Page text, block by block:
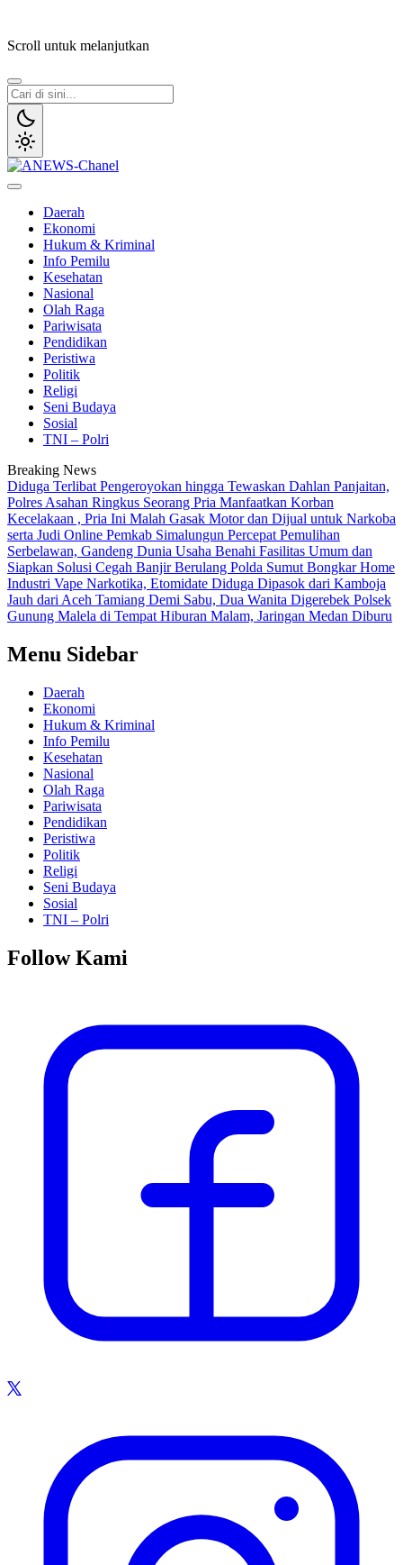
konten
Scroll untuk melanjutkan
Daerah
Ekonomi
Hukum & Kriminal
Info Pemilu
Kesehatan
Nasional
Olah Raga
Pariwisata
Pendidikan
Peristiwa
Politik
Religi
Seni Budaya
Sosial
TNI – Polri
Breaking News
Diduga Terlibat Pengeroyokan hingga Tewaskan Dahlan Panjaitan,
Polres Asahan Ringkus Seorang Pria Manfaatkan Korban
Kecelakaan , Pria Ini Malah Gasak Motor dan Dijual untuk Narkoba
serta Judi Online Pemkab Simalungun Percepat Pemulihan
Serbelawan, Gandeng Dunia Usaha Benahi Fasilitas Umum dan
Siapkan Solusi Cegah Banjir Berulang Polda Sumut Bongkar Home
Industri Vape Narkotika, Etomidate Diduga Dipasok dari Kamboja
Jauh dari Aceh Tamiang Demi Sabu, Dua Wanita Digerebek Polsek
Gunung Malela di Tempat Hiburan Malam, Jaringan Medan Diburu
Menu Sidebar
Daerah
Ekonomi
Hukum & Kriminal
Info Pemilu
Kesehatan
Nasional
Olah Raga
Pariwisata
Pendidikan
Peristiwa
Politik
Religi
Seni Budaya
Sosial
TNI – Polri
Follow Kami